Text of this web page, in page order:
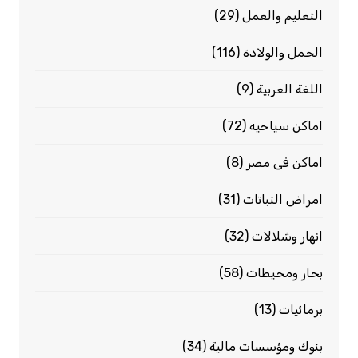
التعليم والعمل(29)
الحمل والولادة(116)
اللغة العربية(9)
اماكن سياحيه(72)
اماكن فى مصر (8)
امراض النباتات(31)
انهار وشلالات(32)
بحار ومحيطات(58)
برمائيات(13)
بنوك ومؤسسات مالية(34)